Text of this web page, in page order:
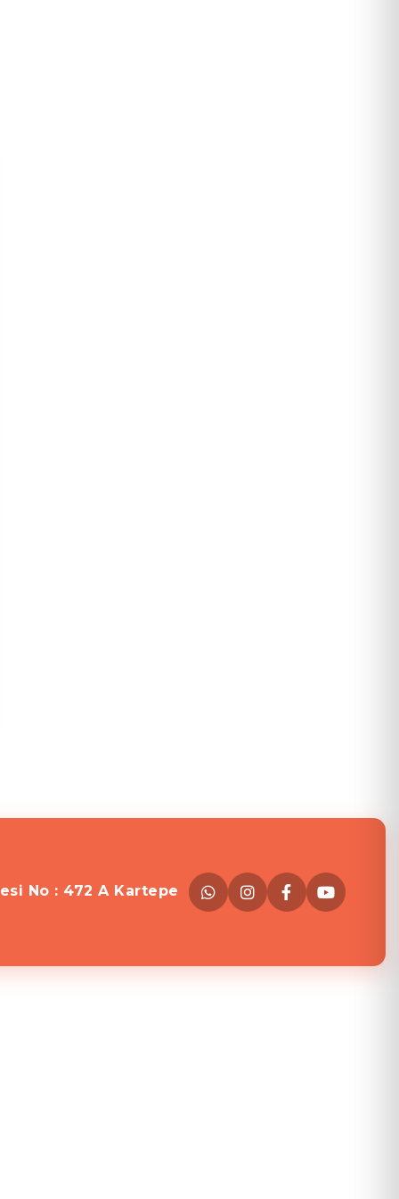
No : 472 A Kartepe